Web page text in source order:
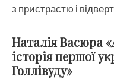
з пристрастю і
Наталія Васюра
історія першої
Голлівуду»